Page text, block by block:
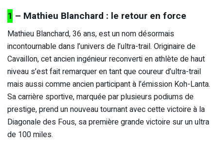
1 – Mathieu Blanchard : le retour en force
Mathieu Blanchard, 36 ans, est un nom désormais
incontournable dans l’univers de l’ultra-trail. Originaire de
Cavaillon, cet ancien ingénieur reconverti en athlète de haut
niveau s’est fait remarquer en tant que coureur d’ultra-trail
mais aussi comme ancien participant à l’émission Koh-Lanta.
Sa carrière sportive, marquée par plusieurs podiums de
prestige, prend un nouveau tournant avec cette victoire à la
Diagonale des Fous, sa première grande victoire sur un ultra
de 100 miles.